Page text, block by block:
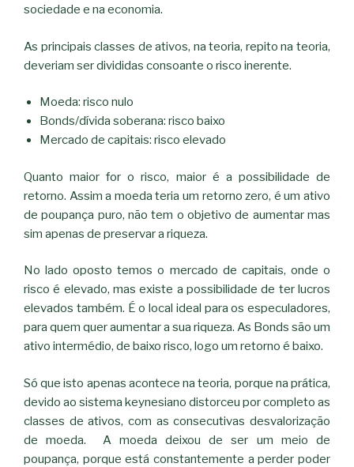
sociedade e na economia.
As principais classes de ativos, na teoria, repito na teoria,
deveriam ser divididas consoante o risco inerente.
Moeda: risco nulo
Bonds/dívida soberana: risco baixo
Mercado de capitais: risco elevado
Quanto maior for o risco, maior é a possibilidade de
retorno. Assim a moeda teria um retorno zero, é um ativo
de poupança puro, não tem o objetivo de aumentar mas
sim apenas de preservar a riqueza.
No lado oposto temos o mercado de capitais, onde o
risco é elevado, mas existe a possibilidade de ter lucros
elevados também. É o local ideal para os especuladores,
para quem quer aumentar a sua riqueza. As Bonds são um
ativo intermédio, de baixo risco, logo um retorno é baixo.
Só que isto apenas acontece na teoria, porque na prática,
devido ao sistema keynesiano distorceu por completo as
classes de ativos, com as consecutivas desvalorização
de moeda. A moeda deixou de ser um meio de
poupança, porque está constantemente a perder poder